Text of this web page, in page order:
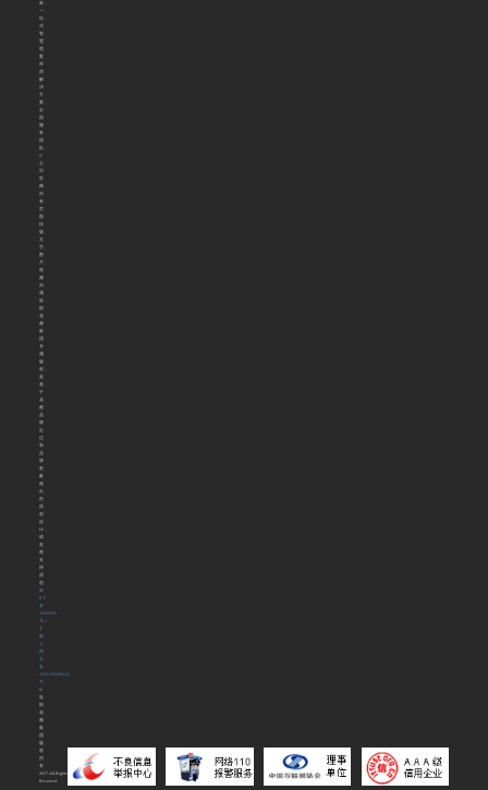
家，
一
站
式
智
慧
档
案
库
房
解
决
方
案，
全
服
务
队。
©
公
官
网
所
有
页
面
版、
文
字、
图
片、
视
洛
花
都
集
专
版
权，
是
基
于
花
都
品
牌
定
位
和
品
牌
形
象
做
出
的
创
设
计，
请
友
商
支
持
创
ICP
备
16009306
号-1
公
网
安
备
41031102000122
号
©
洛
花
都
集
版
权
所
有
2017.All.Rights
Reserved.